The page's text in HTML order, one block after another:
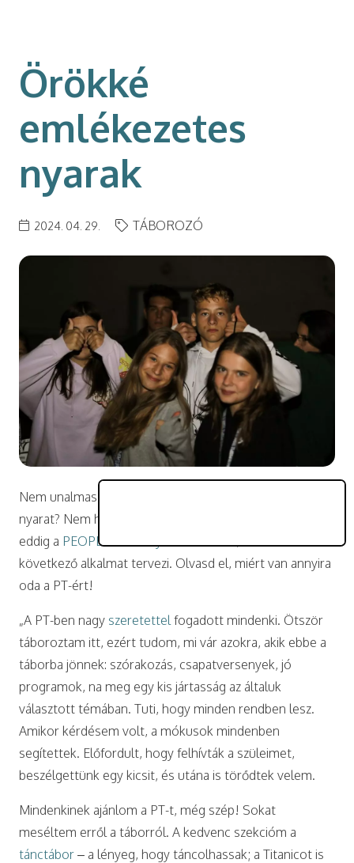
Örökké
emlékezetes
nyarak
2024. 04. 29. TÁBOROZÓ
Nem unalmas mindig ugyanabban a táborban tölteni a
nyarat? Nem hát! Legalábbis Kriszta, aki ötször járt
eddig a PEOPLE TEAM nyári táborában
következő alkalmat tervezi. Olvasd el, miért van annyira
oda a PT-ért!
„A PT-ben nagy szeretettel fogadott mindenki. Ötször
táboroztam itt, ezért tudom, mi vár azokra, akik ebbe a
táborba jönnek: szórakozás, csapatversenyek, jó
programok, na meg egy kis jártasság az általuk
választott témában. Tuti, hogy minden rendben lesz.
Amikor kérdésem volt, a mókusok mindenben
segítettek. Előfordult, hogy felhívták a szüleimet,
beszélgettünk egy kicsit, és utána is törődtek velem.
Mindenkinek ajánlom a PT-t, még szép! Sokat
meséltem erről a táborról. A kedvenc szekcióm a
tánctábor – a lényeg, hogy táncolhassak; a Titanicot is